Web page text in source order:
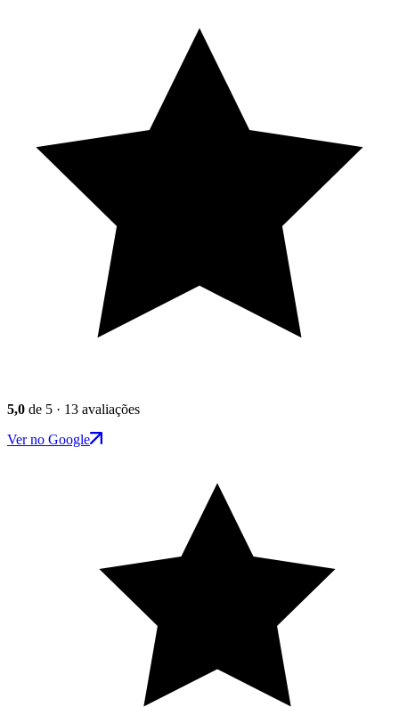
5,0 de 5 · 13 avaliações
Ver no Google